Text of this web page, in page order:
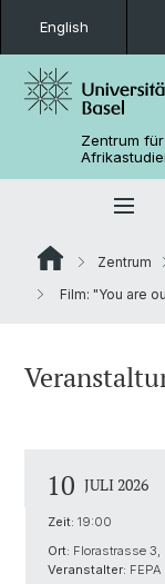
English
Zentrum für
Zentrum
Film: "You are
10 JULI 2026
Zeit: 19:00
Ort: Florastrasse
Veranstalter: FEPA